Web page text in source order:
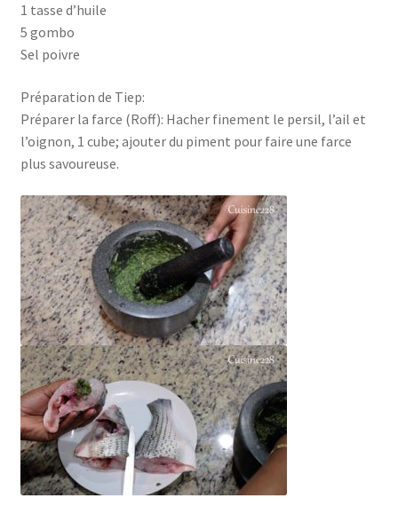
1 tasse d’huile
5 gombo
Sel poivre
Préparation de Tiep:
Préparer la farce (Roff): Hacher finement le persil, l’ail et
l’oignon, 1 cube; ajouter du piment pour faire une farce
plus savoureuse.